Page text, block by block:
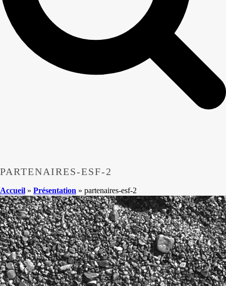
PARTENAIRES-ESF-2
Accueil » Présentation » partenaires-esf-2